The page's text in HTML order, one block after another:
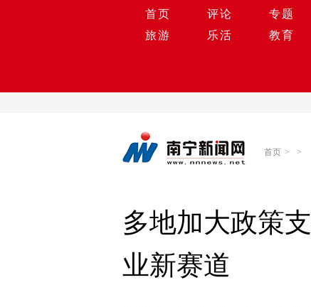
首页 评论 专题
旅游
乐活 教育
首页 > >
多地加大政策
业新赛道